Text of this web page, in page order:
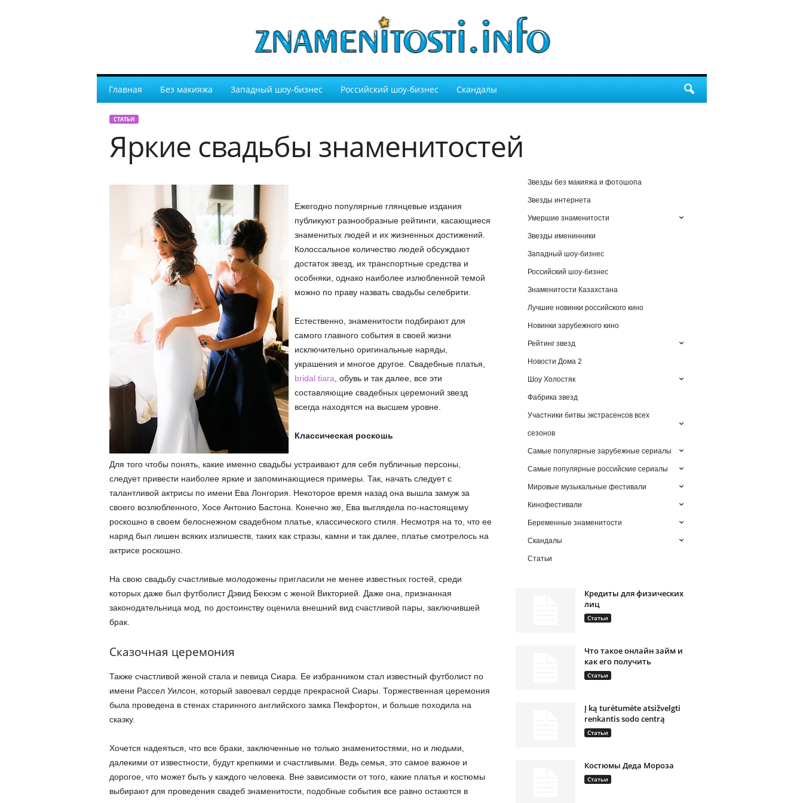
Главная Без макияжа Западный шоу-бизнес Российский шоу-бизнес Скандалы
СТАТЬИ
Яркие свадьбы знаменитостей
Ежегодно популярные глянцевые издания
публикуют разнообразные рейтинги, касающиеся
знаменитых людей и их жизненных достижений.
Колоссальное количество людей обсуждают
достаток звезд, их транспортные средства и
особняки, однако наиболее излюбленной темой
можно по праву назвать свадьбы селебрити.
Естественно, знаменитости подбирают для
самого главного события в своей жизни
исключительно оригинальные наряды,
украшения и многое другое. Свадебные платья,
bridal tiara , обувь и так далее, все эти
составляющие свадебных церемоний звезд
всегда находятся на высшем уровне.
Классическая роскошь
Для того чтобы понять, какие именно свадьбы устраивают для себя публичные персоны,
следует привести наиболее яркие и запоминающиеся примеры. Так, начать следует с
талантливой актрисы по имени Ева Лонгория. Некоторое время назад она вышла замуж за
своего возлюбленного, Хосе Антонио Бастона. Конечно же, Ева выглядела по-настоящему
роскошно в своем белоснежном свадебном платье, классического стиля. Несмотря на то, что ее
наряд был лишен всяких излишеств, таких как стразы, камни и так далее, платье смотрелось на
актрисе роскошно.
На свою свадьбу счастливые молодожены пригласили не менее известных гостей, среди
которых даже был футболист Дэвид Бекхэм с женой Викторией. Даже она, признанная
законодательница мод, по достоинству оценила внешний вид счастливой пары, заключившей
брак.
Сказочная церемония
Также счастливой женой стала и певица Сиара. Ее избранником стал известный футболист по
имени Рассел Уилсон, который завоевал сердце прекрасной Сиары. Торжественная церемония
была проведена в стенах старинного английского замка Пекфортон, и больше походила на
сказку.
Хочется надеяться, что все браки, заключенные не только знаменитостями, но и людьми,
далекими от известности, будут крепкими и счастливыми. Ведь семья, это самое важное и
дорогое, что может быть у каждого человека. Вне зависимости от того, какие платья и костюмы
выбирают для проведения свадеб знаменитости, подобные события все равно остаются в
Звезды без макияжа и фотошопа
Звезды интернета
Умершие знаменитости
Звезды именинники
Западный шоу-бизнес
Российский шоу-бизнес
Знаменитости Казахстана
Лучшие новинки российского кино
Новинки зарубежного кино
Рейтинг звезд
Новости Дома 2
Шоу Холостяк
Фабрика звезд
Участники битвы экстрасенсов всех
сезонов
Самые популярные зарубежные сериалы
Самые популярные российские сериалы
Мировые музыкальные фестивали
Кинофестивали
Беременные знаменитости
Скандалы
Статьи
Кредиты для физических
лиц
Статьи
Что такое онлайн займ и
как его получить
Статьи
Į ką turėtumėte atsižvelgti
renkantis sodo centrą
Статьи
Костюмы Деда Мороза
Статьи